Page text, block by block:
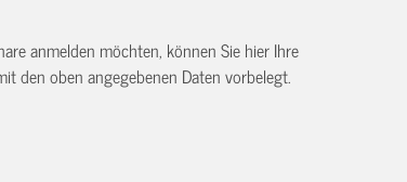
anmelden möchten, können Sie hier Ihre
den oben angegebenen Daten vorbelegt.